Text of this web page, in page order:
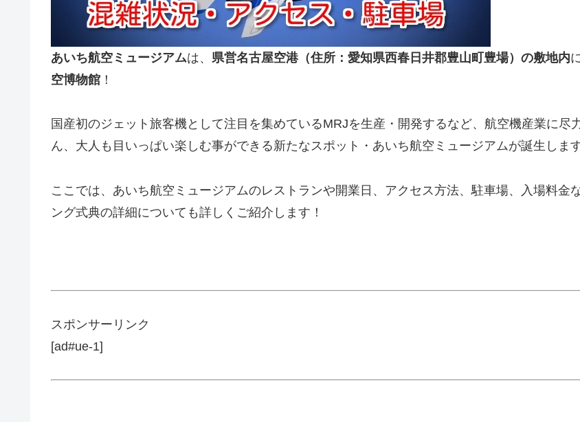
あいち航空ミュージアムは、 県営名古屋空港（住所：愛知県西春日井郡豊山町豊場）の敷地内
空博物館 ！
国産初のジェット旅客機として注目を集めているMRJを生産・開発するなど、航空機産業に
ん、大人も目いっぱい楽しむ事ができる新たなスポット・あいち航空ミュージアムが誕生します
ここでは、あいち航空ミュージアムのレストランや開業日、アクセス方法、駐車場、入場料金
ング式典の詳細についても詳しくご紹介します！
スポンサーリンク
[ad#ue-1]